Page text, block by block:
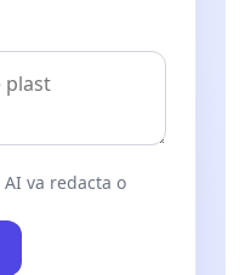
va redacta o